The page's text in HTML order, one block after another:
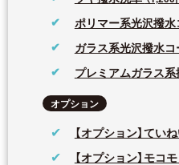
ポリマー系光沢撥水
ガラス系光沢撥水コ
プレミアムガラス系
オプション
【オプション】てい
【オプション】モコ